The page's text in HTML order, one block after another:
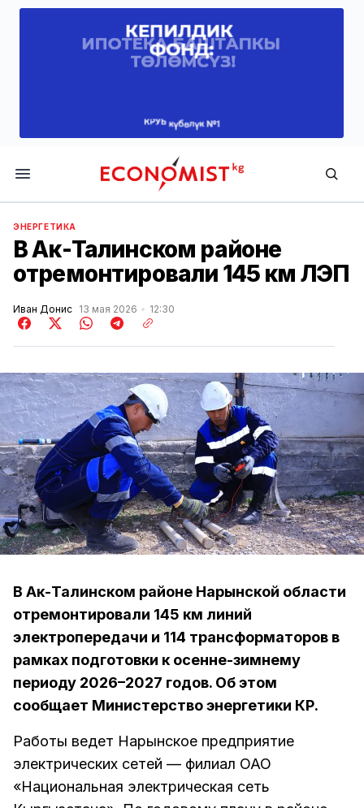
Economist.kg
ЭНЕРГЕТИКА
В Ак-Талинском районе
отремонтировали 145 км ЛЭП
Иван Донис 13 мая 2026 12:30
В Ак-Талинском районе Нарынской области
отремонтировали 145 км линий
электропередачи и 114 трансформаторов в
рамках подготовки к осенне-зимнему
периоду 2026–2027 годов. Об этом
сообщает Министерство энергетики КР.
Работы ведет Нарынское предприятие
электрических сетей — филиал ОАО
«Национальная электрическая сеть